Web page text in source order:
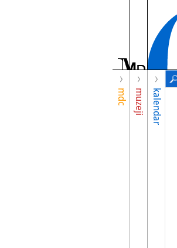
mdc muzeji kalendar